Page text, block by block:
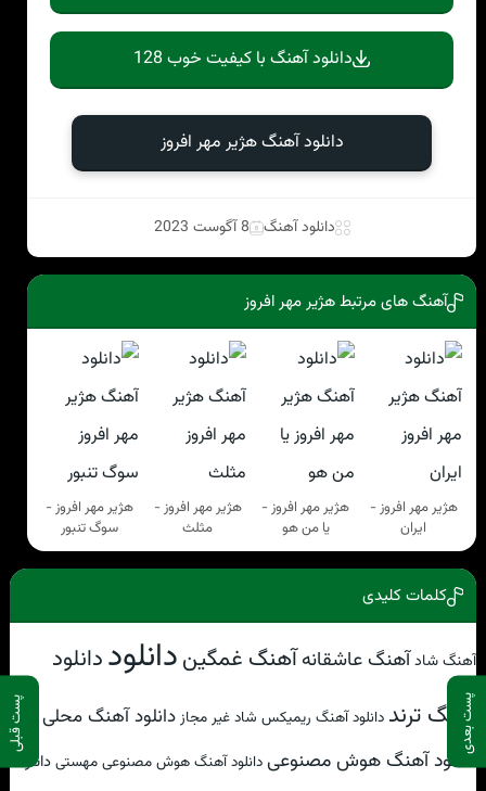
پست بعدی پست قبلی
دانلود آهنگ با کیفیت خوب 128
دانلود آهنگ هژیر مهر افروز
دانلود آهنگ 8 آگوست 2023
آهنگ های مرتبط هژیر مهر افروز
هژیر مهر افروز -
ایران
هژیر مهر افروز -
یا من هو
هژیر مهر افروز -
مثلث
هژیر مهر افروز -
سوگ تنبور
کلمات کلیدی
آهنگ شادآهنگ عاشقانهآهنگ غمگیندانلوددانلود
آهنگ ترند دانلود آهنگ ریمیکس شاد غیر مجازدانلود آهنگ محلی
دانلود آهنگ هوش مصنوعیدانلود آهنگ هوش مصنوعی مهستیدانلود